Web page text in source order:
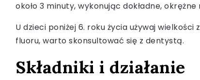
około 3 minuty, wykonując dokładne,
U dzieci poniżej 6. roku życia używaj
fluoru, warto skonsultować się z dentystą.
Składniki i działanie